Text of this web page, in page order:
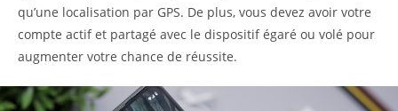
qu’une localisation par GPS. De plus, vous devez avoir votre
compte actif et partagé avec le dispositif égaré ou volé pour
augmenter votre chance de réussite.